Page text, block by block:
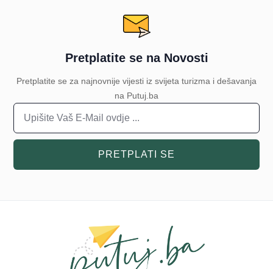
Pretplatite se na Novosti
Pretplatite se za najnovnije vijesti iz svijeta turizma i dešavanja
na Putuj.ba
PRETPLATI SE